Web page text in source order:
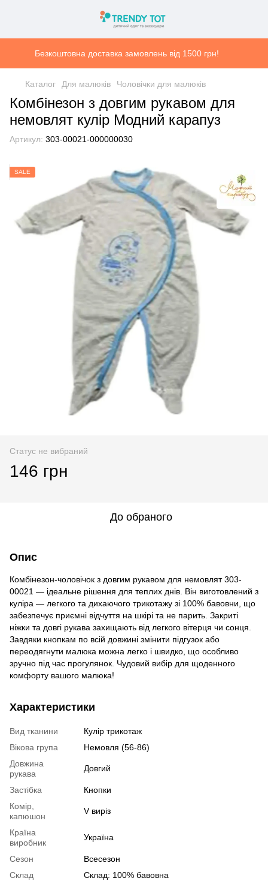
Безкоштовна доставка замовлень від 1500 грн!
Каталог Для малюків Чоловічки для малюків
Комбінезон з довгим рукавом для
немовлят кулір Модний карапуз
Артикул: 303-00021-000000030
SALE
Статус не вибраний
146 грн
До обраного
Опис
Комбінезон-чоловічок з довгим рукавом для немовлят 303-
00021 — ідеальне рішення для теплих днів. Він виготовлений з
куліра — легкого та дихаючого трикотажу зі 100% бавовни, що
забезпечує приємні відчуття на шкірі та не парить. Закриті
ніжки та довгі рукава захищають від легкого вітерця чи сонця.
Завдяки кнопкам по всій довжині змінити підгузок або
переодягнути малюка можна легко і швидко, що особливо
зручно під час прогулянок. Чудовий вибір для щоденного
комфорту вашого малюка!
Характеристики
Вид тканини
Кулір трикотаж
Вікова група
Немовля (56-86)
Довжина
рукава
Довгий
Застібка
Кнопки
Комір,
капюшон
V виріз
Країна
виробник
Україна
Сезон
Всесезон
Склад
Склад: 100% бавовна